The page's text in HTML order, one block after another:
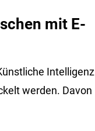
mit E-
Intelligenz
werden. Davon